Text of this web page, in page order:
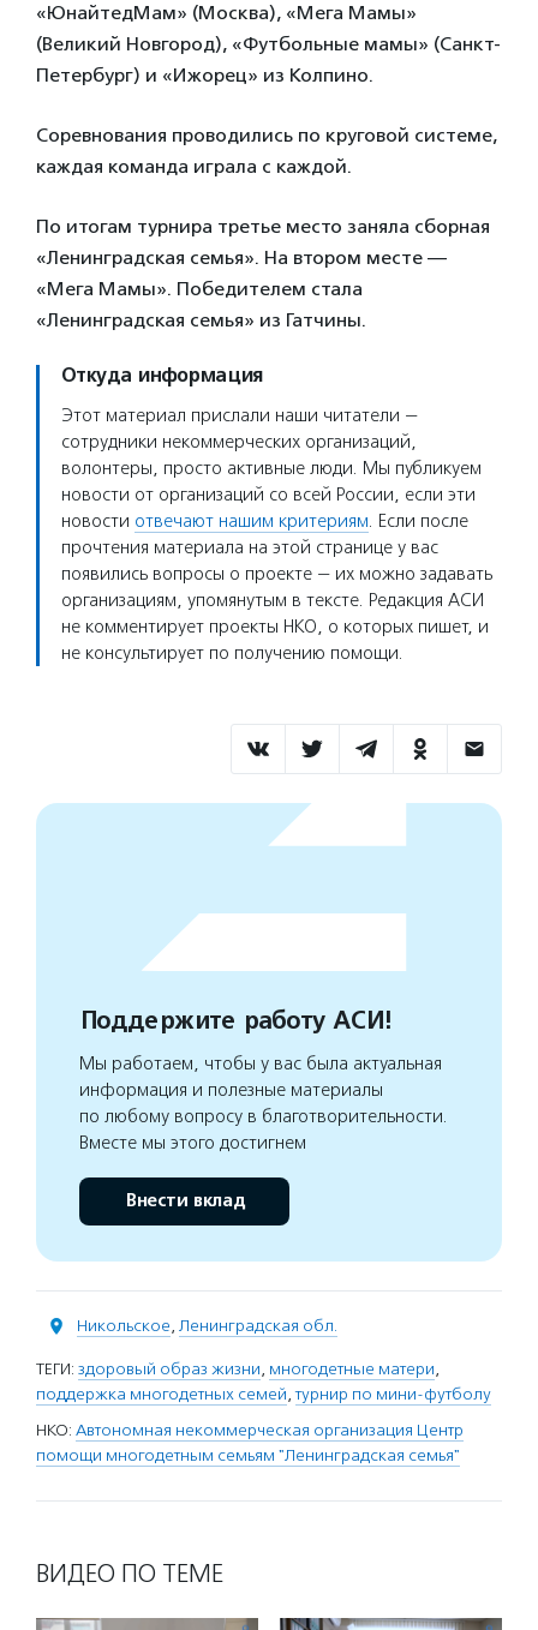
«ЮнайтедМам» (Москва), «Мега Мамы»
(Великий Новгород), «Футбольные мамы» (Санкт-
Петербург) и «Ижорец» из Колпино.
Соревнования проводились по круговой системе,
каждая команда играла с каждой.
По итогам турнира третье место заняла сборная
«Ленинградская семья». На втором месте —
«Мега Мамы». Победителем стала
«Ленинградская семья» из Гатчины.
Откуда информация
Этот материал прислали наши читатели —
сотрудники некоммерческих организаций,
волонтеры, просто активные люди. Мы публикуем
новости от организаций со всей России, если эти
новости отвечают нашим критериям. Если после
прочтения материала на этой странице у вас
появились вопросы о проекте — их можно задавать
организациям, упомянутым в тексте. Редакция АСИ
не комментирует проекты НКО, о которых пишет, и
не консультирует по получению помощи.
Поддержите работу АСИ!
Мы работаем, чтобы у вас была актуальная
информация и полезные материалы
по любому вопросу в благотворительности.
Вместе мы этого достигнем
Внести вклад
Никольское, Ленинградская обл.
ТЕГИ: здоровый образ жизни, многодетные матери,
поддержка многодетных семей,турнир по мини-футболу
НКО: Автономная некоммерческая организация Центр
помощи многодетным семьям "Ленинградская семья"
ВИДЕО ПО ТЕМЕ